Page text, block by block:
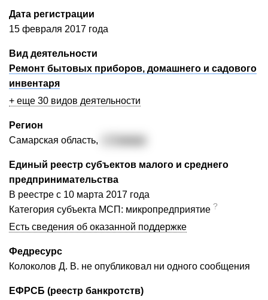
Дата регистрации
15 февраля 2017 года
Вид деятельности
Ремонт бытовых приборов, домашнего и садового
инвентаря
+ еще 30 видов деятельности
Регион
Самарская область,
Единый реестр субъектов малого и среднего
предпринимательства
В реестре с 10 марта 2017 года
Категория субъекта МСП: микропредприятие ?
Есть сведения об оказанной поддержке
Федресурс
Колоколов Д. В. не опубликовал ни одного сообщения
ЕФРСБ (реестр банкротств)